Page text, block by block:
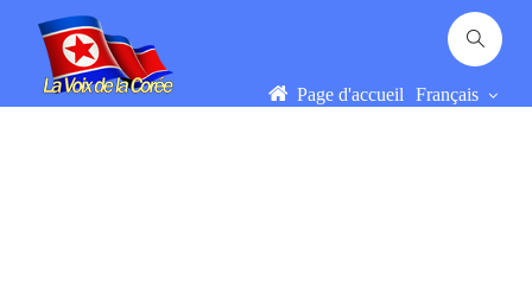
Page d'accueil Français